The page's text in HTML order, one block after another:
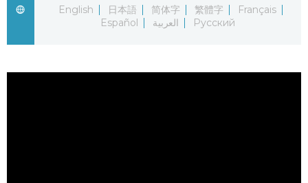
English
日本語 简体字 繁體字
Français
Español
العربية Русский